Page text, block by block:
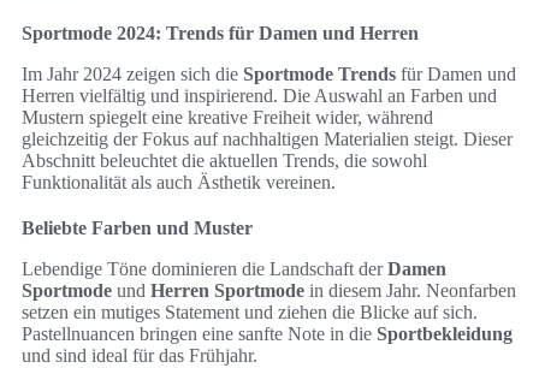
Sportmode 2024: Trends für Damen und Herren
Im Jahr 2024 zeigen sich die Sportmode Trends für Damen und
Herren vielfältig und inspirierend. Die Auswahl an Farben und
Mustern spiegelt eine kreative Freiheit wider, während
gleichzeitig der Fokus auf nachhaltigen Materialien steigt. Dieser
Abschnitt beleuchtet die aktuellen Trends, die sowohl
Funktionalität als auch Ästhetik vereinen.
Beliebte Farben und Muster
Lebendige Töne dominieren die Landschaft derDamen
Sportmode und Herren Sportmode in diesem Jahr. Neonfarben
setzen ein mutiges Statement und ziehen die Blicke auf sich.
Pastellnuancen bringen eine sanfte Note in die Sportbekleidung
und sind ideal für das Frühjahr.